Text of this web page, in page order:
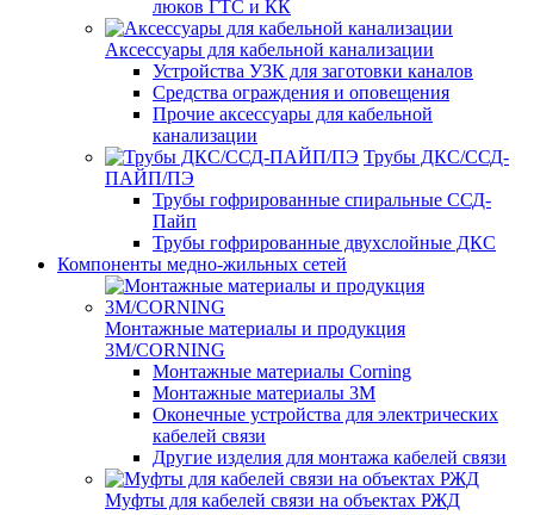
люков ГТС и КК
Аксессуары для кабельной канализации
Устройства УЗК для заготовки каналов
Средства ограждения и оповещения
Прочие аксессуары для кабельной
канализации
Трубы ДКС/ССД-
ПАЙП/ПЭ
Трубы гофрированные спиральные ССД-
Пайп
Трубы гофрированные двухслойные ДКС
Компоненты медно-жильных сетей
Монтажные материалы и продукция
3M/CORNING
Монтажные материалы Corning
Монтажные материалы 3M
Оконечные устройства для электрических
кабелей связи
Другие изделия для монтажа кабелей связи
Муфты для кабелей связи на объектах РЖД